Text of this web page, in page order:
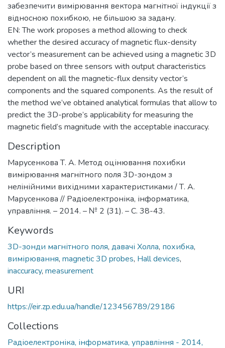
забезпечити вимірювання вектора магнітної індукції з
відносною похибкою, не більшою за задану.
EN: The work proposes a method allowing to check
whether the desired accuracy of magnetic flux-density
vector’s measurement can be achieved using a magnetic 3D
probe based on three sensors with output characteristics
dependent on all the magnetic-flux density vector’s
components and the squared components. As the result of
the method we’ve obtained analytical formulas that allow to
predict the 3D-probe’s applicability for measuring the
magnetic field’s magnitude with the acceptable inaccuracy.
Description
Марусенкова Т. А. Метод оцінювання похибки
вимірювання магнітного поля 3D-зондом з
нелінійними вихідними характеристиками / Т. А.
Марусенкова // Радіоелектроніка, інформатика,
управління. – 2014. – № 2 (31). – C. 38-43.
Keywords
3D-зонди магнітного поля, давачі Холла, похибка,
вимірювання, magnetic 3D probes, Hall devices,
inaccuracy, measurement
URI
https://eir.zp.edu.ua/handle/123456789/29186
Collections
Радіоелектроніка, інформатика, управління - 2014,